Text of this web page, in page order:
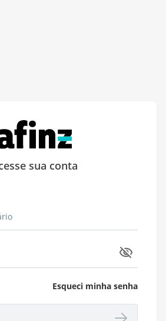
sua conta
Esqueci minha senha